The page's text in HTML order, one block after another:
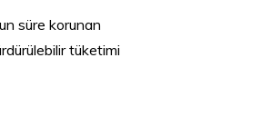
süre korunan
tüketimi